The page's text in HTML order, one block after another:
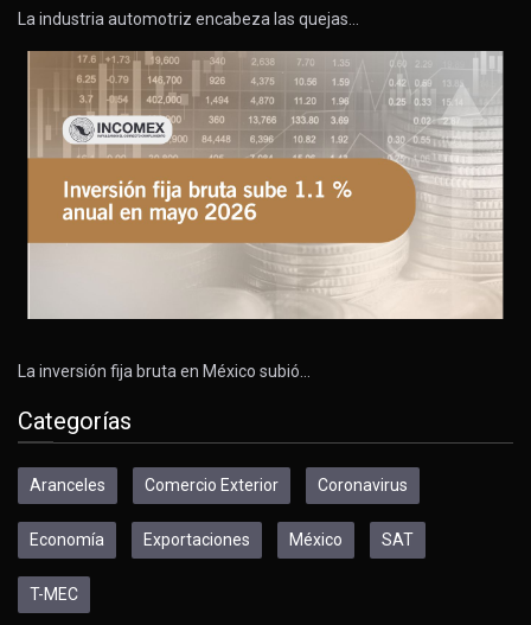
La industria automotriz encabeza las quejas…
La inversión fija bruta en México subió…
Categorías
Aranceles Comercio Exterior Coronavirus
Economía Exportaciones México SAT
T-MEC